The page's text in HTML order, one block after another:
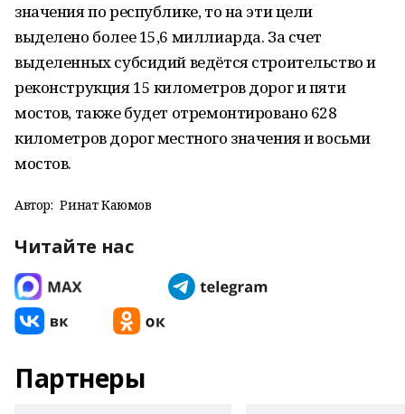
значения по республике, то на эти цели
выделено более 15,6 миллиарда. За счет
выделенных субсидий ведётся строительство и
реконструкция 15 километров дорог и пяти
мостов, также будет отремонтировано 628
километров дорог местного значения и восьми
мостов.
Автор: Ринат Каюмов
Читайте нас
Партнеры